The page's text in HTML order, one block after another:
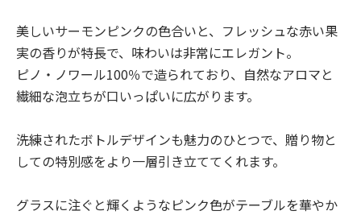
美しいサーモンピンクの色合いと、フレッシュな赤い果
実の香りが特長で、味わいは非常にエレガント。
ピノ・ノワール100％で造られており、自然なアロマと
繊細な泡立ちが口いっぱいに広がります。
洗練されたボトルデザインも魅力のひとつで、贈り物と
しての特別感をより一層引き立ててくれます。
グラスに注ぐと輝くようなピンク色がテーブルを華やか